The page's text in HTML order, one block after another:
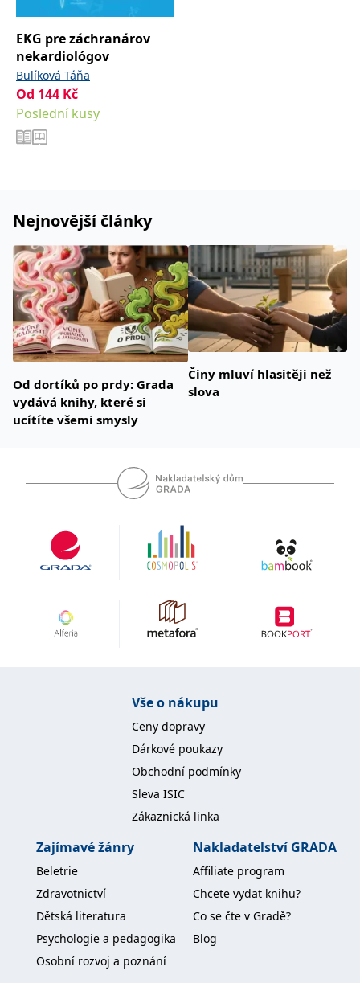
EKG pre záchranárov
nekardiológov
Bulíková Táňa
Od 144 Kč
Poslední kusy
Nejnovější články
Od dortíků po prdy: Grada
vydává knihy, které si
ucítíte všemi smysly
Činy mluví hlasitěji než
slova
Vše o nákupu
Ceny dopravy
Dárkové poukazy
Obchodní podmínky
Sleva ISIC
Zákaznická linka
Zajímavé žánry
Beletrie
Zdravotnictví
Dětská literatura
Psychologie a pedagogika
Osobní rozvoj a poznání
Nakladatelství GRADA
Affiliate program
Chcete vydat knihu?
Co se čte v Gradě?
Blog